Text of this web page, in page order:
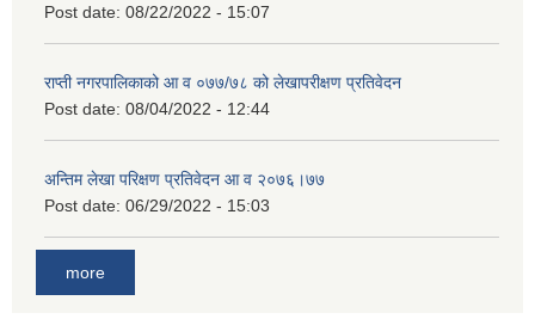
Post date: 08/22/2022 - 15:07
राप्ती नगरपालिकाको आ व ०७७/७८ को लेखापरीक्षण प्रतिवेदन
Post date: 08/04/2022 - 12:44
अन्तिम लेखा परिक्षण प्रतिवेदन आ व २०७६।७७
Post date: 06/29/2022 - 15:03
more